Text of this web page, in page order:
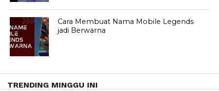
Cara Membuat Nama Mobile Legends
jadi Berwarna
TRENDING MINGGU INI